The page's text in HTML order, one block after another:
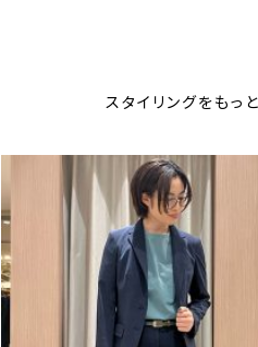
スタイリングをもっ